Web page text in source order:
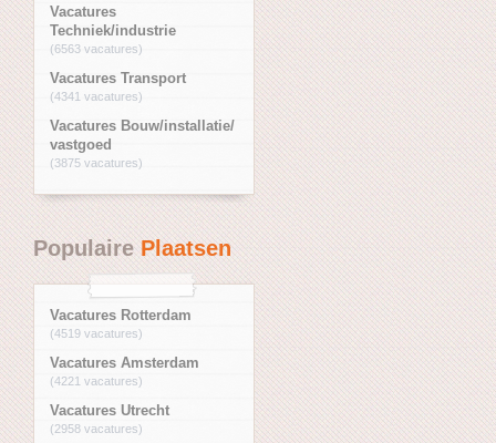
Vacatures
Techniek/industrie
(6563 vacatures)
Vacatures Transport
(4341 vacatures)
Vacatures Bouw/installatie/
vastgoed
(3875 vacatures)
PopulairePlaatsen
Vacatures Rotterdam
(4519 vacatures)
Vacatures Amsterdam
(4221 vacatures)
Vacatures Utrecht
(2958 vacatures)